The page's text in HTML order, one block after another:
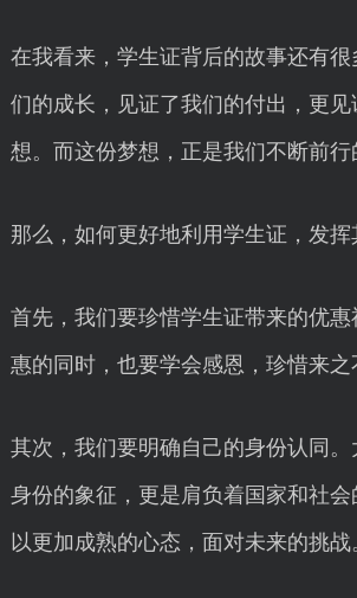
在我看来，学生证背后的故事还有
们的成长，见证了我们的付出，更见
想。而这份梦想，正是我们不断前行
那么，如何更好地利用学生证，发挥
首先，我们要珍惜学生证带来的优
惠的同时，也要学会感恩，珍惜来之
其次，我们要明确自己的身份认同
身份的象征，更是肩负着国家和社
以更加成熟的心态，面对未来的挑战